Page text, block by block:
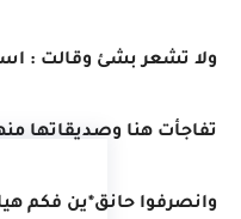
ولا تشعر بشئ وقالت :
تفاجأت هنا وصديقاتها
وانصرفوا حانق*ين فكم